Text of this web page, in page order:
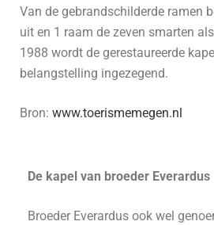
Van de gebrandschilderde ramen
uit en 1 raam de zeven smarten
1988 wordt de gerestaureerde
belangstelling ingezegend.
Bron: www.toerismemegen.nl
De kapel van broeder Everardus
Broeder Everardus ook wel